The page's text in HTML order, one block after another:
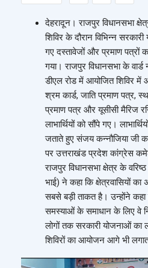
देहरादून। राजपुर विधानसभा
शिविर के दौरान विभिन्न
गए दस्तावेजों और प्रमाण पत्रों
गया। राजपुर विधानसभा के
डीएल रोड में आयोजित शिविर में
श्रम कार्ड, जाति प्रमाण पत्र,
प्रमाण पत्र और यूसीसी मैरिज
लाभार्थियों को सौंपे गए।
जताते हुए संजय कन्नौजिया जी
पर उत्तराखंड प्रदेश कांग्रेस
राजपुर विधानसभा क्षेत्र के
भाई) ने कहा कि क्षेत्रवासियों
सबसे बड़ी ताकत है। उन्होंने
समस्याओं के समाधान के लिए वे
लोगों तक सरकारी योजनाओं
शिविरों का आयोजन आगे भी